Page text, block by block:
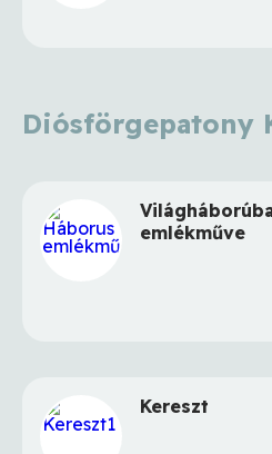
Diósförgepatony
emlékműve
Kereszt